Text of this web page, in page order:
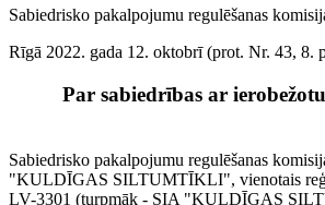
Sabiedrisko pakalpojumu regulēšanas
Rīgā 2022. gada 12. oktobrī (prot. Nr. 43, 8.
Par sabiedrības ar
Sabiedrisko pakalpojumu regulēšanas
"KULDĪGAS SILTUMTĪKLI", vienotais
LV-3301 (turpmāk - SIA "KULDĪGAS